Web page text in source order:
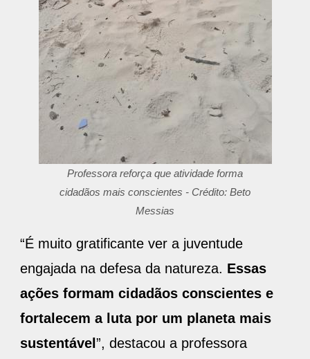
Professora reforça que atividade forma
cidadãos mais conscientes - Crédito: Beto
Messias
“É muito gratificante ver a juventude
engajada na defesa da natureza. Essas
ações formam cidadãos conscientes e
fortalecem a luta por um planeta mais
sustentável”, destacou a professora